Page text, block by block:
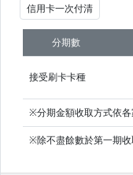
信用卡一次付清
分期數
接受刷卡卡種
※分期金額收取方式依
※除不盡餘數於第一期收